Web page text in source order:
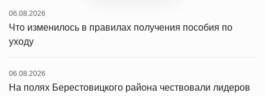
06.08.2026
Что изменилось в правилах получения пособия по
уходу
06.08.2026
На полях Берестовицкого района чествовали лидеров